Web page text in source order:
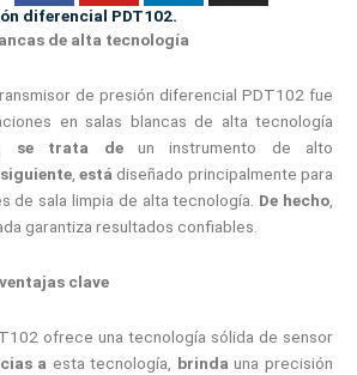
diferencial PDT102.
de alta tecnología
de presión diferencial PDT102 fue
en salas blancas de alta tecnología
se trata deun instrumento de alto
,está diseñado principalmente para
de sala limpia de alta tecnología. De hecho,
garantiza resultados confiables.
clave
ofrece una tecnología sólida de sensor
a esta tecnología, brinda una precisión